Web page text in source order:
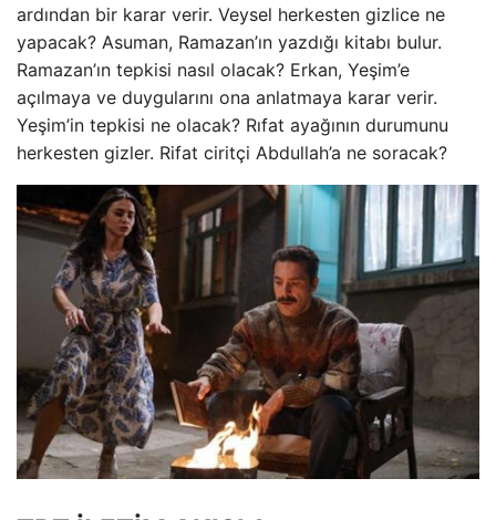
ardından bir karar verir. Veysel herkesten gizlice ne
yapacak? Asuman, Ramazan’ın yazdığı kitabı bulur.
Ramazan’ın tepkisi nasıl olacak? Erkan, Yeşim’e
açılmaya ve duygularını ona anlatmaya karar verir.
Yeşim’in tepkisi ne olacak? Rıfat ayağının durumunu
herkesten gizler. Rifat ciritçi Abdullah’a ne soracak?